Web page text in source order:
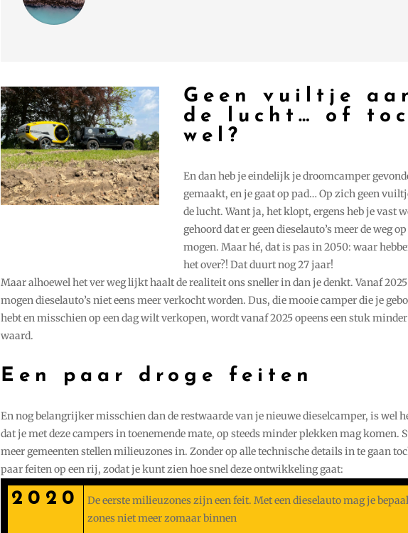
Geen vuiltje
de lucht… of
wel?
En dan heb je eindelijk je droomcamper
gemaakt, en je gaat op pad… Op zich geen
de lucht. Want ja, het klopt, ergens heb je vast
gehoord dat er geen dieselauto’s meer de weg op
mogen. Maar hé, dat is pas in 2050: waar
het over?! Dat duurt nog 27 jaar!
Maar alhoewel het ver weg lijkt haalt de realiteit ons sneller in dan je denkt. Vanaf 2025
mogen dieselauto’s niet eens meer verkocht worden. Dus, die mooie camper die je
hebt en misschien op een dag wilt verkopen, wordt vanaf 2025 opeens een stuk minder
waard.
Een paar droge feiten
En nog belangrijker misschien dan de restwaarde van je nieuwe dieselcamper, is wel
dat je met deze campers in toenemende mate, op steeds minder plekken mag komen.
meer gemeenten stellen milieuzones in. Zonder op alle technische details in te gaan
paar feiten op een rij, zodat je kunt zien hoe snel deze ontwikkeling gaat:
2020
De eerste milieuzones zijn een feit. Met een dieselauto mag je
zones niet meer zomaar binnen